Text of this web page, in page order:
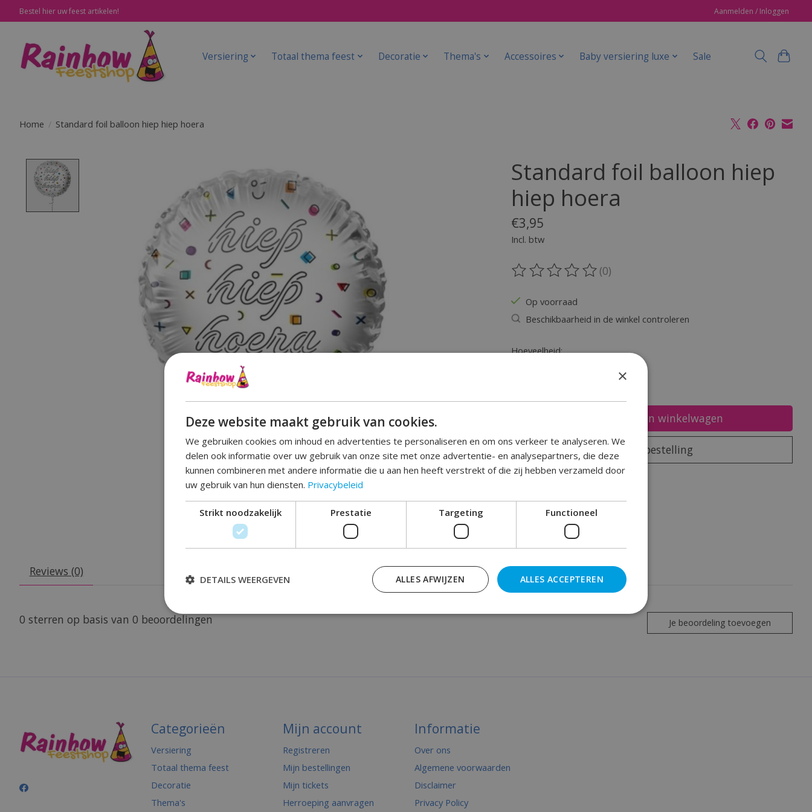
Bestel hier uw feest artikelen! Aanmelden / Inloggen
Versiering Totaal thema feest Decoratie Thema's Accessoires Baby versiering luxe Sale
Home / Standard foil balloon hiep hiep hoera
Standard foil balloon hiep
hiep hoera
€3,95
Incl. btw
De beoordeling van dit product is
(0)
Op voorraad
Beschikbaarheid in de winkel controleren
Hoeveelheid:
Toevoegen aan winkelwagen
Plaats bestelling
Toevoegen om te vergelijken
Reviews (0)
0 sterren op basis van 0 beoordelingen Je beoordeling toevoegen
Categorieën
Versiering
Totaal thema feest
Decoratie
Thema's
Mijn account
Registreren
Mijn bestellingen
Mijn tickets
Herroeping aanvragen
Informatie
Over ons
Algemene voorwaarden
Disclaimer
Privacy Policy
×
Deze website maakt gebruik van cookies.
We gebruiken cookies om inhoud en advertenties te personaliseren en om ons verkeer te analyseren. We
delen ook informatie over uw gebruik van onze site met onze advertentie- en analysepartners, die deze
kunnen combineren met andere informatie die u aan hen heeft verstrekt of die zij hebben verzameld door
uw gebruik van hun diensten. Privacybeleid
Strikt noodzakelijk Prestatie Targeting Functioneel
ALLES ACCEPTEREN
ALLES AFWIJZEN
DETAILS WEERGEVEN